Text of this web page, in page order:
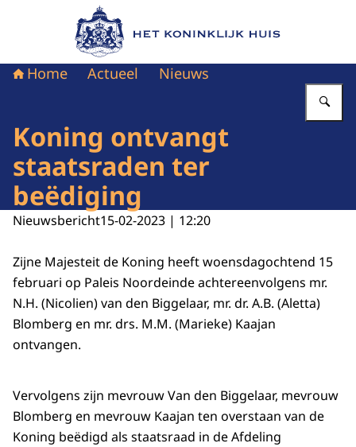
Naar de homepage van Het Koninklijk Huis
Home Actueel Nieuws
Koning ontvangt
staatsraden ter
beëdiging
Nieuwsbericht15-02-2023 | 12:20
Zijne Majesteit de Koning heeft woensdagochtend 15
februari op Paleis Noordeinde achtereenvolgens mr.
N.H. (Nicolien) van den Biggelaar, mr. dr. A.B. (Aletta)
Blomberg en mr. drs. M.M. (Marieke) Kaajan
ontvangen.
Vervolgens zijn mevrouw Van den Biggelaar, mevrouw
Blomberg en mevrouw Kaajan ten overstaan van de
Koning beëdigd als staatsraad in de Afdeling